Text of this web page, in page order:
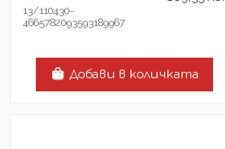
13/110430-
4665782093593189967
Добави в количката